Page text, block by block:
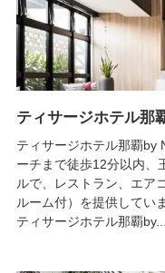
ティサージホテル那
ティサージホテル那覇by
ーチまで徒歩12分以内、
ルで、レストラン、エア
ルーム付）を提供してい
ティサージホテル那覇by...